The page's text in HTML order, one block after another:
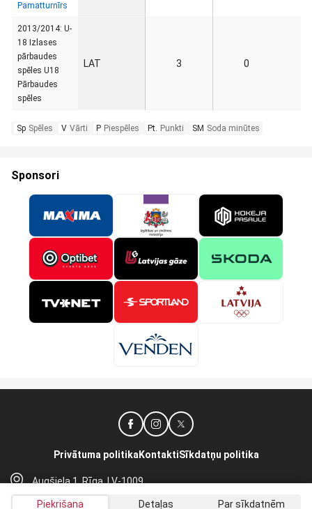
Pamatturnīrs
2013/2014: U-
18 Izlases
pārbaudes
spēles U18
Pārbaudes
spēles
LAT 3 0
Sp Spēles V Vārti P Piespēles Pt. Punkti SM Soda minūtes
Sponsori
Augšiela 1, Rīga, LV-1009
lhf@lhf.lv
Privātuma politika KontaktiSīkdatņu politika
Piekrišana Detaļas Par sīkdatnēm